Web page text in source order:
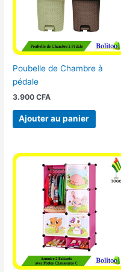
Poubelle de Chambre à
pédale
3.900CFA
Ajouter au panier